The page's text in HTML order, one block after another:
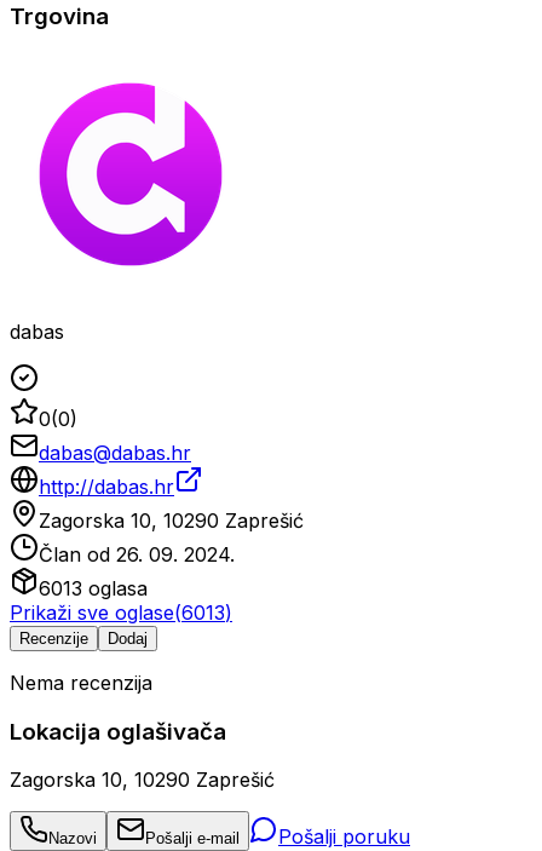
Trgovina
dabas
0(0)
dabas@dabas.hr
http://dabas.hr
Zagorska 10, 10290 Zaprešić
Član od 26. 09. 2024.
6013 oglasa
Prikaži sve oglase(6013)
Recenzije Dodaj
Nema recenzija
Lokacija oglašivača
Zagorska 10, 10290 Zaprešić
Nazovi Pošalji e-mail Pošalji poruku